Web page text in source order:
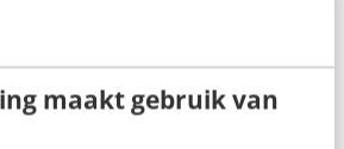
maakt gebruik van